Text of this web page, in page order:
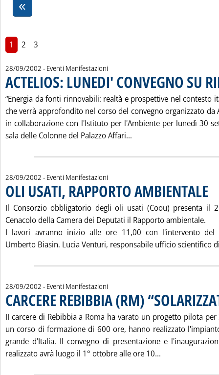
1 2 3
28/09/2002 - Eventi Manifestazioni
ACTELIOS: LUNEDI' CONVEGNO SU
“Energia da fonti rinnovabili: realtà e prospettive nel contesto
che verrà approfondito nel corso del convegno organizzato da
in collaborazione con l'Istituto per l'Ambiente per lunedì 30
sala delle Colonne del Palazzo Affari...
28/09/2002 - Eventi Manifestazioni
OLI USATI, RAPPORTO AMBIENTALE
Il Consorzio obbligatorio degli oli usati (Coou) presenta il
Cenacolo della Camera dei Deputati il Rapporto ambientale.
I lavori avranno inizio alle ore 11,00 con l'intervento del
Umberto Biasin. Lucia Venturi, responsabile ufficio scientifico
28/09/2002 - Eventi Manifestazioni
CARCERE REBIBBIA (RM)
II carcere di Rebibbia a Roma ha varato un progetto pilota
un corso di formazione di 600 ore, hanno realizzato
grande d'Italia. Il convegno di presentazione e
realizzato avrà luogo il 1° ottobre alle ore 10...